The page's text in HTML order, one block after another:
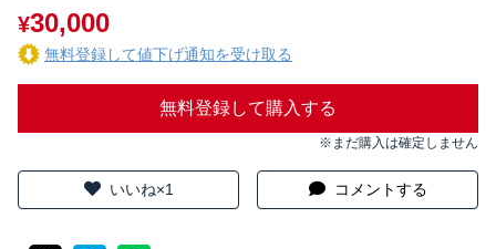
¥30,000
無料登録して値下げ通知を受け取る
無料登録して購入する
※まだ購入は確定しません
いいね×1 コメントする